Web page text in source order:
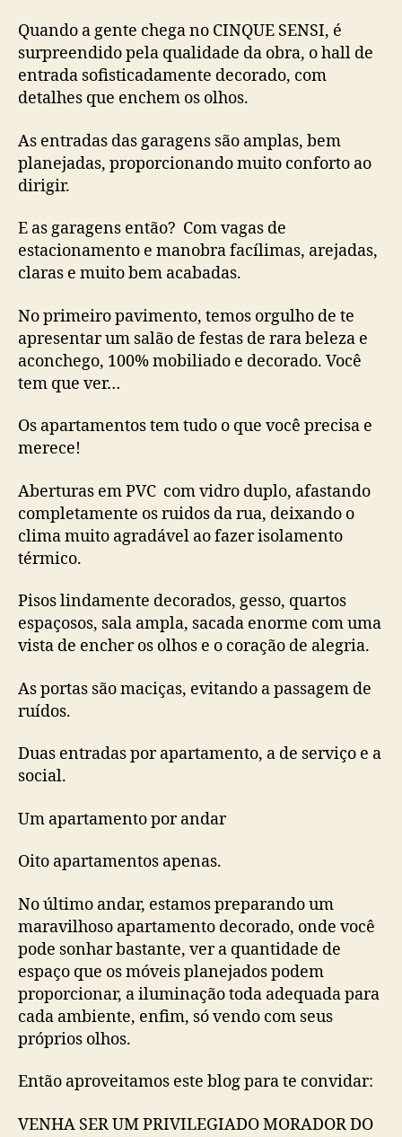
Quando a gente chega no CINQUE SENSI, é
surpreendido pela qualidade da obra, o hall de
entrada sofisticadamente decorado, com
detalhes que enchem os olhos.
As entradas das garagens são amplas, bem
planejadas, proporcionando muito conforto ao
dirigir.
E as garagens então? Com vagas de
estacionamento e manobra facílimas, arejadas,
claras e muito bem acabadas.
No primeiro pavimento, temos orgulho de te
apresentar um salão de festas de rara beleza e
aconchego, 100% mobiliado e decorado. Você
tem que ver…
Os apartamentos tem tudo o que você precisa e
merece!
Aberturas em PVC com vidro duplo, afastando
completamente os ruidos da rua, deixando o
clima muito agradável ao fazer isolamento
térmico.
Pisos lindamente decorados, gesso, quartos
espaçosos, sala ampla, sacada enorme com uma
vista de encher os olhos e o coração de alegria.
As portas são maciças, evitando a passagem de
ruídos.
Duas entradas por apartamento, a de serviço e a
social.
Um apartamento por andar
Oito apartamentos apenas.
No último andar, estamos preparando um
maravilhoso apartamento decorado, onde você
pode sonhar bastante, ver a quantidade de
espaço que os móveis planejados podem
proporcionar, a iluminação toda adequada para
cada ambiente, enfim, só vendo com seus
próprios olhos.
Então aproveitamos este blog para te convidar:
VENHA SER UM PRIVILEGIADO MORADOR DO